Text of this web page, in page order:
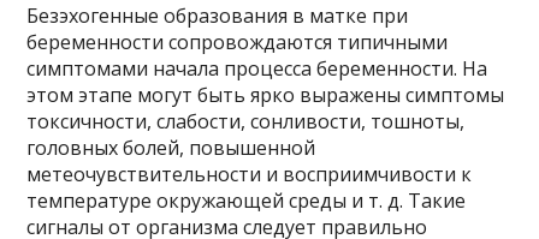
Безэхогенные образования в матке при
беременности сопровождаются типичными
симптомами начала процесса беременности. На
этом этапе могут быть ярко выражены симптомы
токсичности, слабости, сонливости, тошноты,
головных болей, повышенной
метеочувствительности и восприимчивости к
температуре окружающей среды и т. д. Такие
сигналы от организма следует правильно